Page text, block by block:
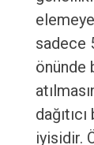
sadece
önünde
iyisidir.